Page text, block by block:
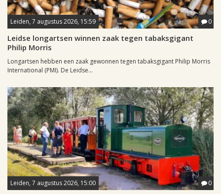
Leiden, 7 augustus 2026, 15:59 0
Leidse longartsen winnen zaak tegen tabaksgigant
Philip Morris
Longartsen hebben een zaak gewonnen tegen tabaksgigant Philip Morris
International (PMI). De Leidse...
Leiden, 7 augustus 2026, 15:00 0